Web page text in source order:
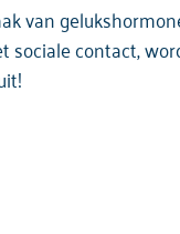
van
socialecontact,
!